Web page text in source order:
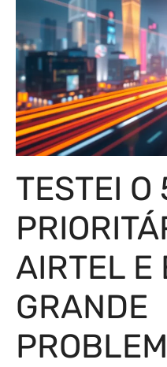
TESTEI O
AIRTEL E
GRANDE